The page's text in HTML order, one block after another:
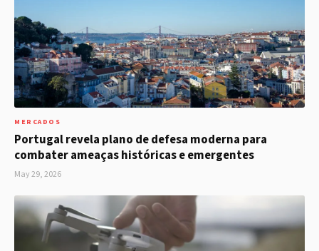
MERCADOS
Portugal revela plano de defesa moderna para
combater ameaças históricas e emergentes
May 29, 2026